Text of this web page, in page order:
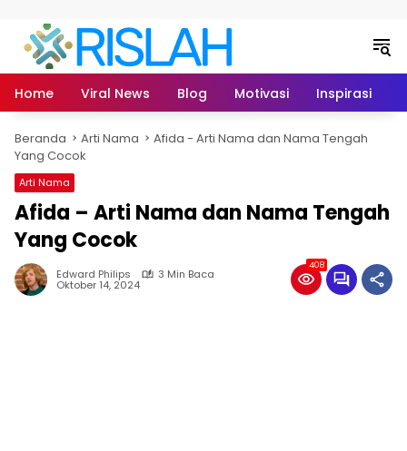
Home Viral News Blog Motivasi Inspirasi
Beranda Arti Nama
Afida - Arti Nama dan Nama Tengah
Yang Cocok
Arti Nama
Afida – Arti Nama dan Nama Tengah
Yang Cocok
Edward Philips 3 Min Baca
Oktober 14, 2024
408